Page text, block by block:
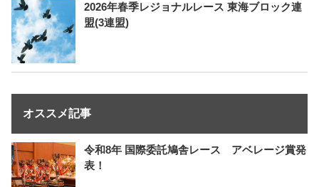
2026年春季レジョナルレース 東海ブロック連
盟(3連盟)
オススメ記事
令和8年 国際委託鳩舎レース アベレージ賞発
表！